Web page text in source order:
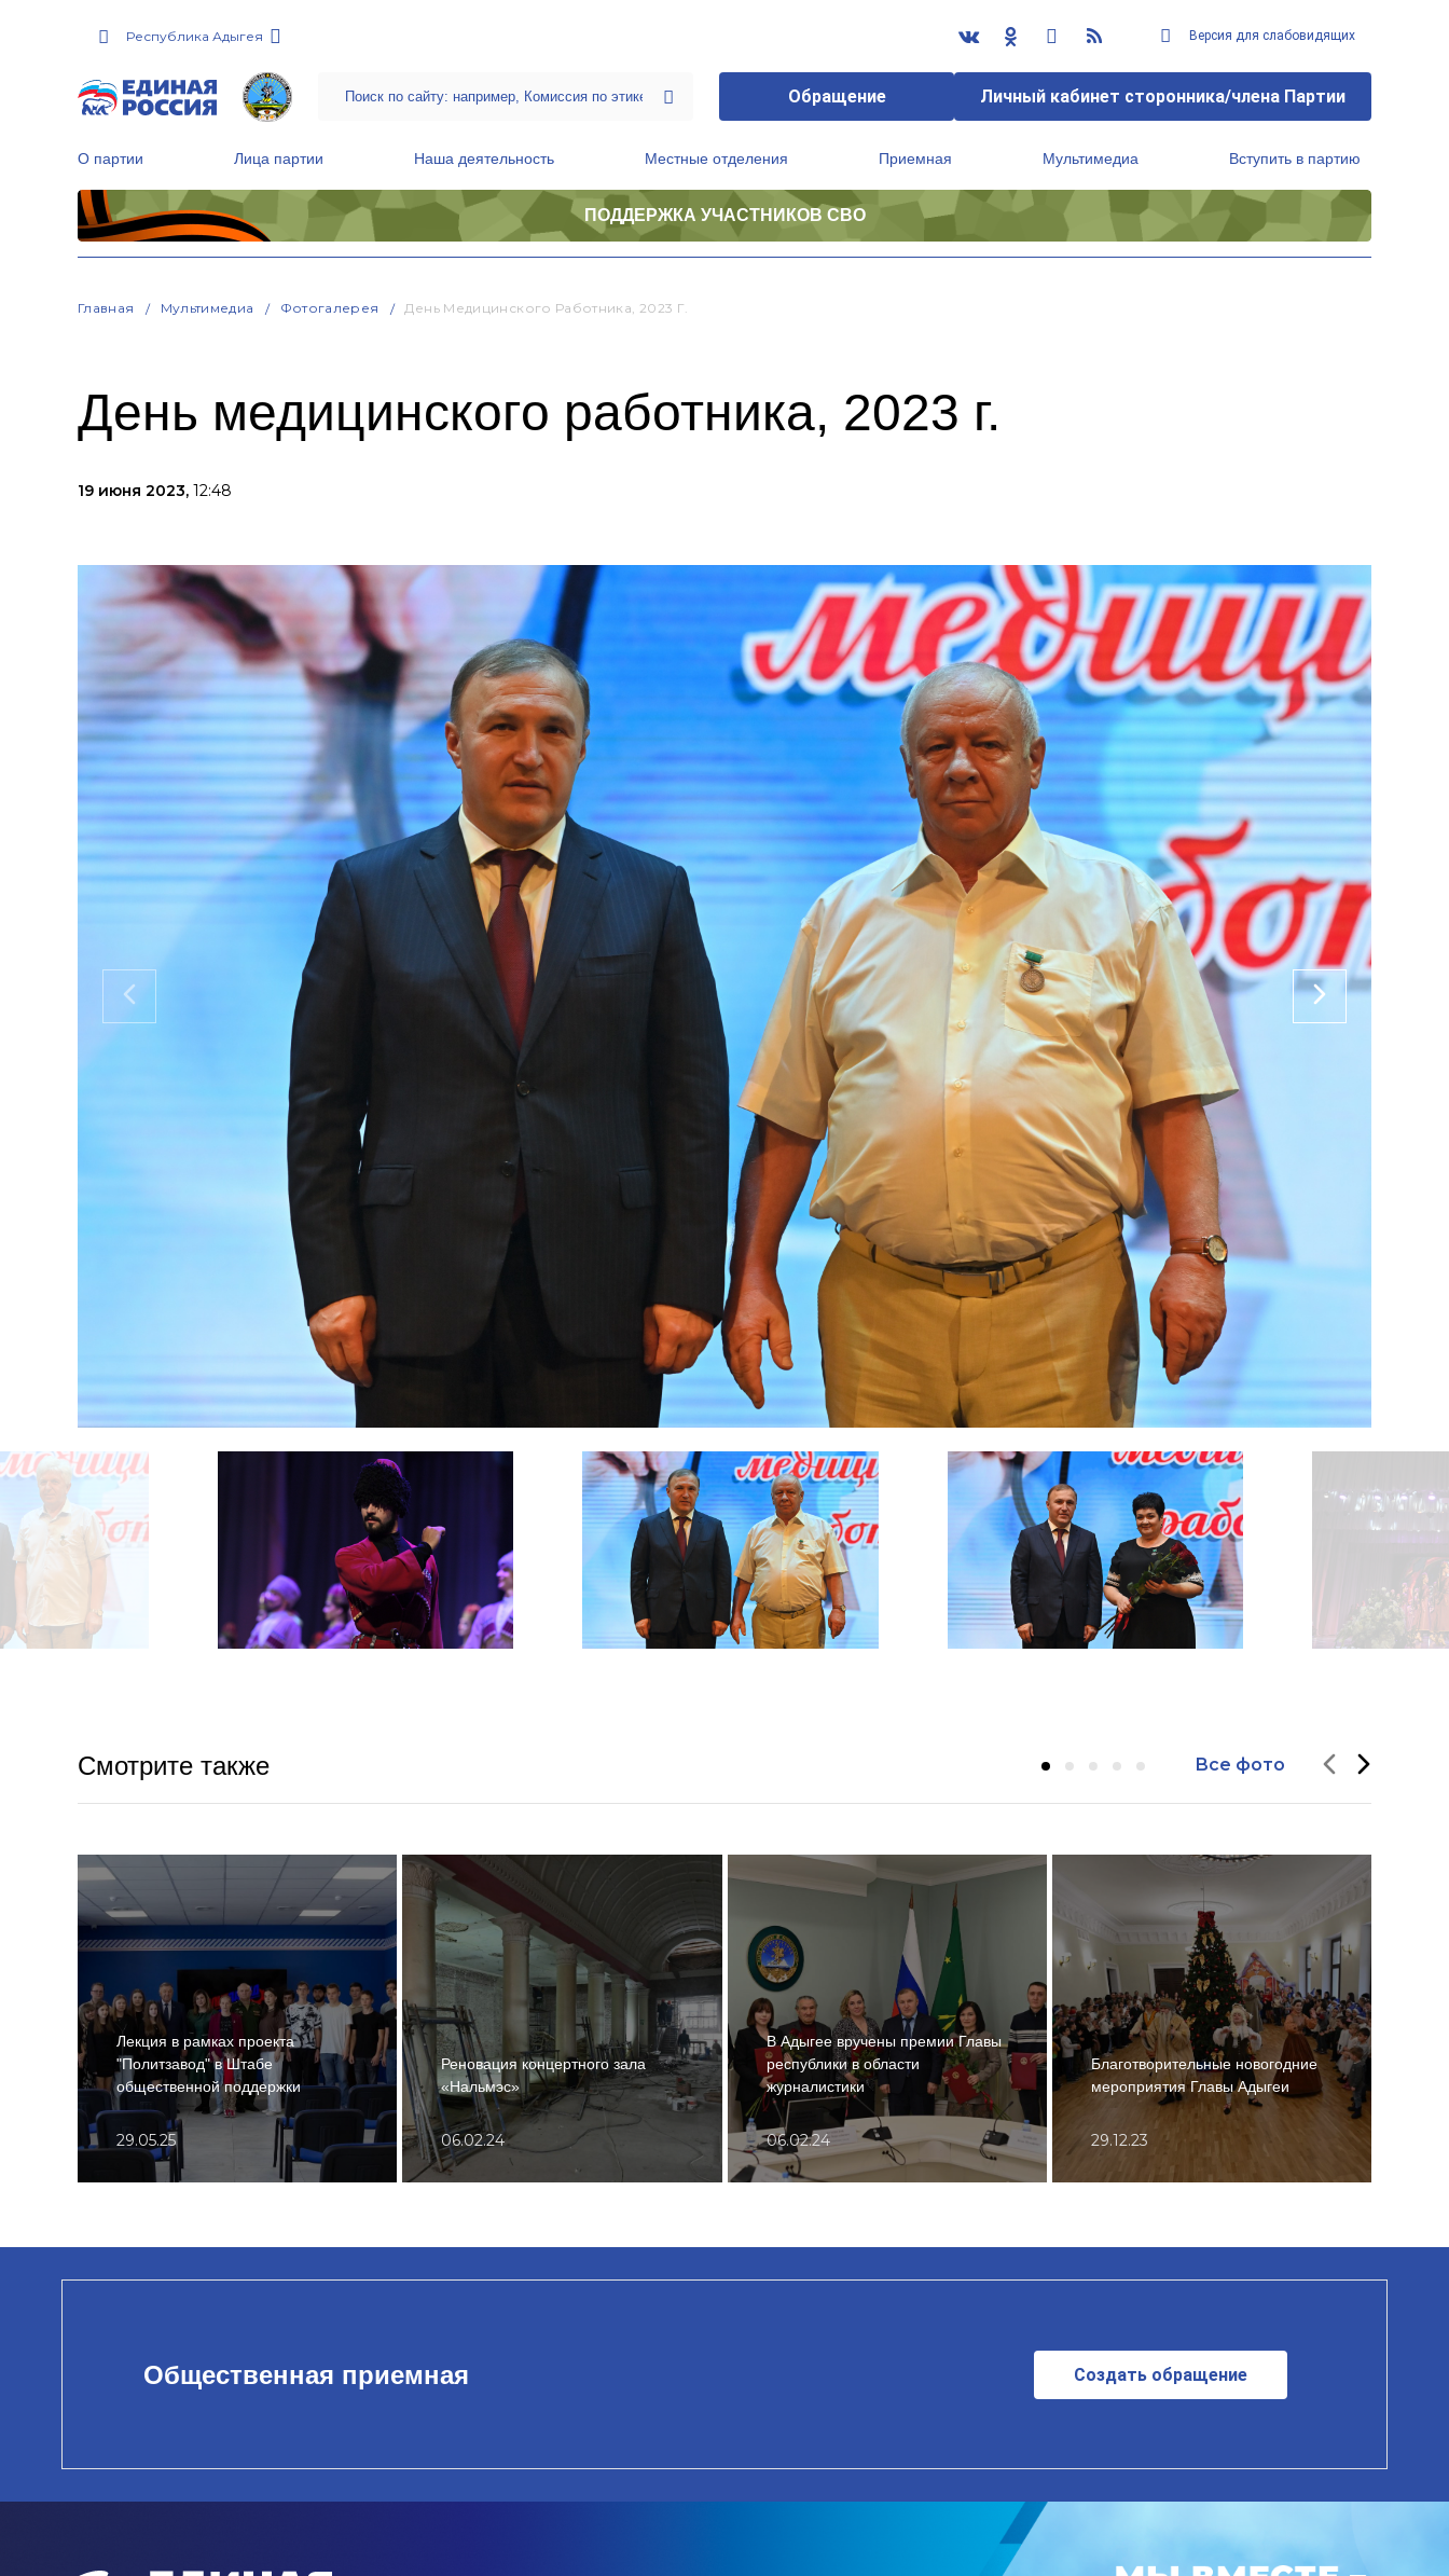
Республика Адыгея Версия для слабовидящих
Обращение Личный кабинет сторонника/члена Партии
О партии Лица партии Наша деятельность Местные отделения Приемная Мультимедиа Вступить в партию
ПОДДЕРЖКА УЧАСТНИКОВ СВО
Главная Мультимедиа Фотогалерея День Медицинского Работника, 2023 Г.
День медицинского работника, 2023 г.
19 июня 2023, 12:48
Смотрите также Все фото
Лекция в рамках проекта
"Политзавод" в Штабе
общественной поддержки
29.05.25
Реновация концертного зала
«Нальмэс»
06.02.24
В Адыгее вручены премии Главы
республики в области
журналистики
06.02.24
Благотворительные новогодние
мероприятия Главы Адыгеи
29.12.23
Общественная приемная Создать обращение